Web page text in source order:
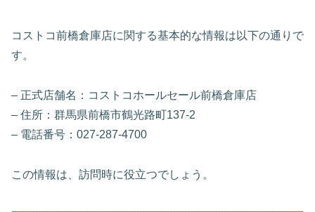
コストコ前橋倉庫店に関する基本的な情報は以下の通りで
す。
– 正式店舗名：コストコホールセール前橋倉庫店
– 住所：群馬県前橋市鶴光路町137-2
– 電話番号：027-287-4700
この情報は、訪問時に役立つでしょう。